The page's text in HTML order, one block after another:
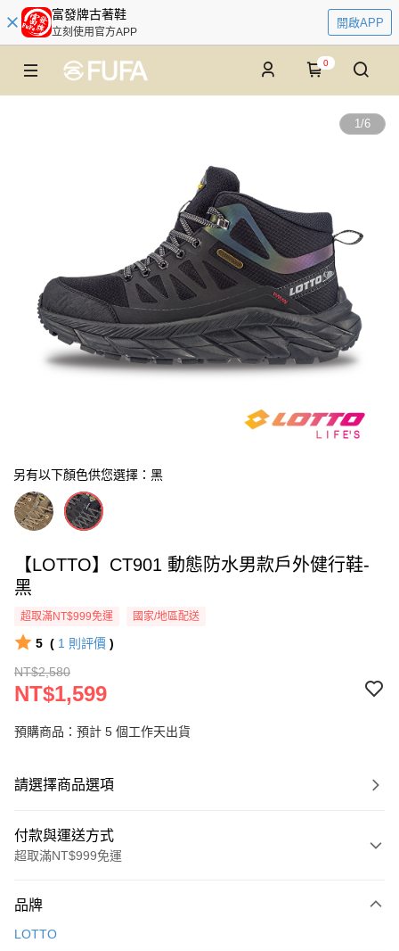
富發牌古著鞋
立刻使用官方APP
開啟APP
0
1/6
另有以下顏色供您選擇：黑
【LOTTO】CT901 動態防水男款戶外健行鞋-
黑
超取滿NT$999免運 國家/地區配送
5 ( 1 則評價 )
NT$2,580
NT$1,599
預購商品：預計 5 個工作天出貨
請選擇商品選項
付款與運送方式
超取滿NT$999免運
信用卡一次付款
品牌
LOTTO